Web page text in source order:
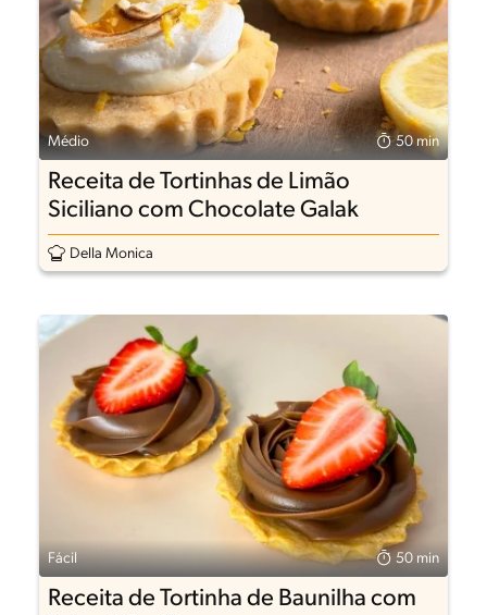
Médio 50 min
Receita de Tortinhas de Limão
Siciliano com Chocolate Galak
Della Monica
Fácil 50 min
Receita de Tortinha de Baunilha com